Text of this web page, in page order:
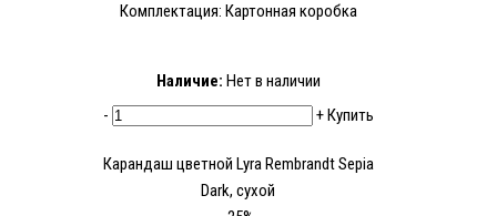
Комплектация: Картонная коробка
Наличие: Нет в наличии
-
+Купить
Карандаш цветной Lyra Rembrandt Sepia
Dark, сухой